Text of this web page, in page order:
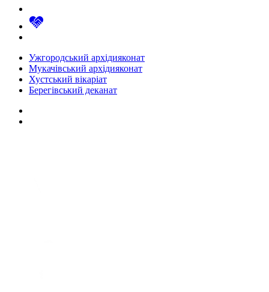
Ужгородський архідияконат
Мукачівський архідияконат
Хустський вікаріат
Берегівський деканат